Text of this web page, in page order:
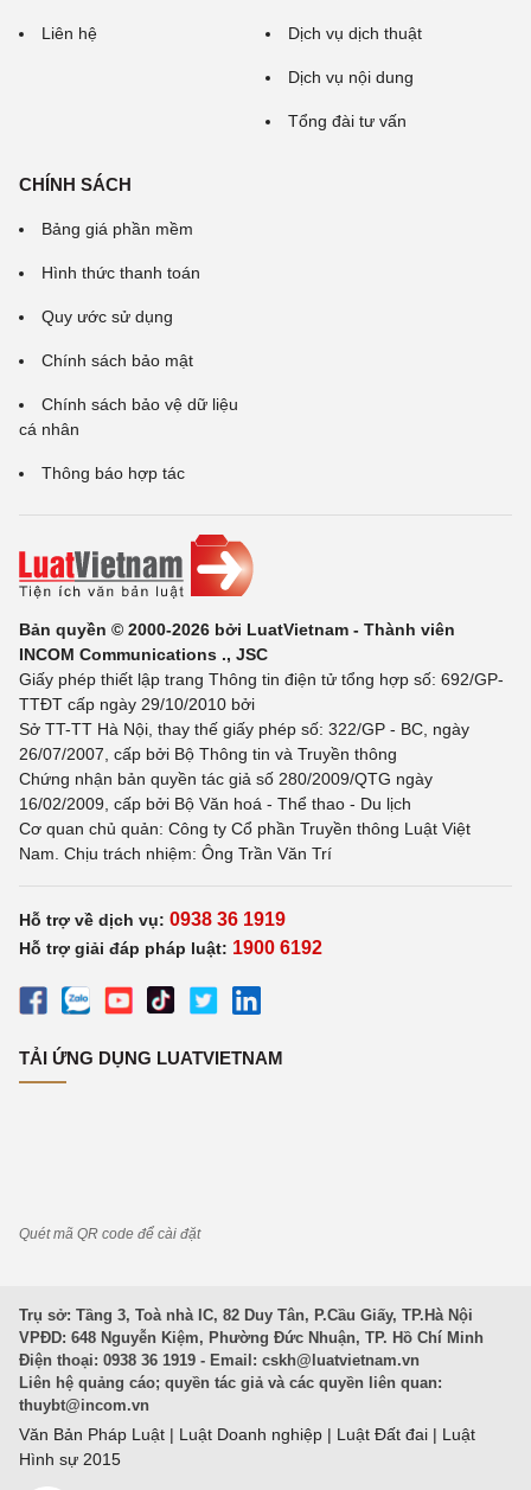
Liên hệ Dịch vụ dịch thuật
Dịch vụ nội dung
Tổng đài tư vấn
CHÍNH SÁCH
Bảng giá phần mềm
Hình thức thanh toán
Quy ước sử dụng
Chính sách bảo mật
Chính sách bảo vệ dữ liệu
cá nhân
Thông báo hợp tác
Bản quyền © 2000-2026 bởi LuatVietnam - Thành viên
INCOM Communications ., JSC
Giấy phép thiết lập trang Thông tin điện tử tổng hợp số: 692/GP-
TTĐT cấp ngày 29/10/2010 bởi
Sở TT-TT Hà Nội, thay thế giấy phép số: 322/GP - BC, ngày
26/07/2007, cấp bởi Bộ Thông tin và Truyền thông
Chứng nhận bản quyền tác giả số 280/2009/QTG ngày
16/02/2009, cấp bởi Bộ Văn hoá - Thể thao - Du lịch
Cơ quan chủ quản: Công ty Cổ phần Truyền thông Luật Việt
Nam. Chịu trách nhiệm: Ông Trần Văn Trí
Hỗ trợ về dịch vụ: 0938 36 1919
Hỗ trợ giải đáp pháp luật: 1900 6192
TẢI ỨNG DỤNG LUATVIETNAM
Quét mã QR code để cài đặt
Trụ sở: Tầng 3, Toà nhà IC, 82 Duy Tân, P.Cầu Giấy, TP.Hà Nội
VPĐD: 648 Nguyễn Kiệm, Phường Đức Nhuận, TP. Hồ Chí Minh
Điện thoại: 0938 36 1919 - Email: cskh@luatvietnam.vn
Liên hệ quảng cáo; quyền tác giả và các quyền liên quan:
thuybt@incom.vn
Văn Bản Pháp Luật | Luật Doanh nghiệp | Luật Đất đai | Luật
Hình sự 2015